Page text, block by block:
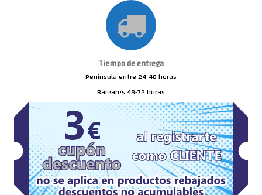
Tiempo de entrega
Península entre 24-48 horas
Baleares 48-72 horas